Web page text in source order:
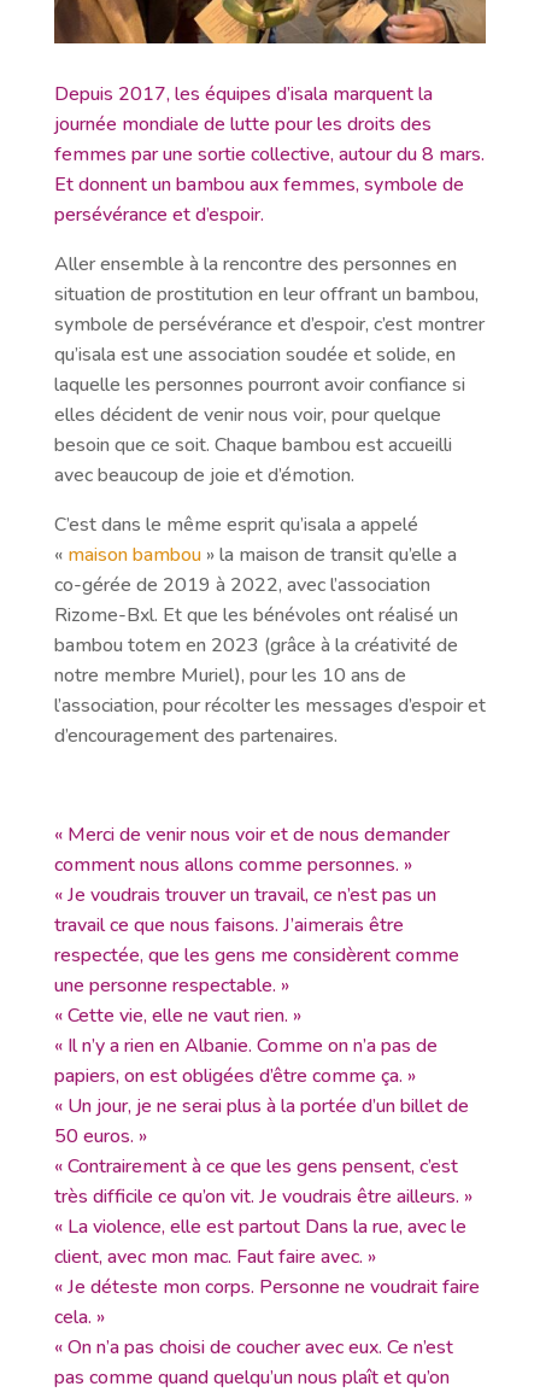
Depuis 2017, les équipes d’isala marquent la
journée mondiale de lutte pour les droits des
femmes par une sortie collective, autour du 8 mars.
Et donnent un bambou aux femmes, symbole de
persévérance et d’espoir.
Aller ensemble à la rencontre des personnes en
situation de prostitution en leur offrant un bambou,
symbole de persévérance et d’espoir, c’est montrer
qu’isala est une association soudée et solide, en
laquelle les personnes pourront avoir confiance si
elles décident de venir nous voir, pour quelque
besoin que ce soit. Chaque bambou est accueilli
avec beaucoup de joie et d’émotion.
C’est dans le même esprit qu’isala a appelé
« maison bambou» la maison de transit qu’elle a
co-gérée de 2019 à 2022, avec l’association
Rizome-Bxl. Et que les bénévoles ont réalisé un
bambou totem en 2023 (grâce à la créativité de
notre membre Muriel), pour les 10 ans de
l’association, pour récolter les messages d’espoir et
d’encouragement des partenaires.
« Merci de venir nous voir et de nous demander
comment nous allons comme personnes. »
« Je voudrais trouver un travail, ce n’est pas un
travail ce que nous faisons. J’aimerais être
respectée, que les gens me considèrent comme
une personne respectable. »
« Cette vie, elle ne vaut rien. »
« Il n’y a rien en Albanie. Comme on n’a pas de
papiers, on est obligées d’être comme ça. »
« Un jour, je ne serai plus à la portée d’un billet de
50 euros. »
« Contrairement à ce que les gens pensent, c’est
très difficile ce qu’on vit. Je voudrais être ailleurs. »
« La violence, elle est partout Dans la rue, avec le
client, avec mon mac. Faut faire avec. »
« Je déteste mon corps. Personne ne voudrait faire
cela. »
« On n’a pas choisi de coucher avec eux. Ce n’est
pas comme quand quelqu’un nous plaît et qu’on